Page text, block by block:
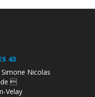
43
Nicolas

Velay